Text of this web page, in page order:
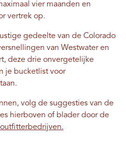
vier maanden en
vertrek op.
gedeelte van de Colorado
van Westwater en
deze drie onvergetelijke
je bucketlist voor
volg de suggesties van de
hierboven of blader door de